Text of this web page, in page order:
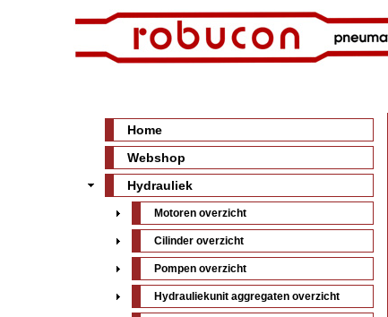
Home
Webshop
Hydrauliek
Motoren overzicht
Cilinder overzicht
Pompen overzicht
Hydrauliekunit aggregaten overzicht